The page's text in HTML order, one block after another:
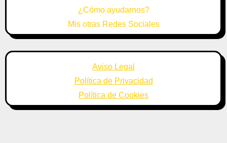
¿Cómo ayudarnos?
Mis otras Redes Sociales
Aviso Legal
Política de Privacidad
Política de Cookies